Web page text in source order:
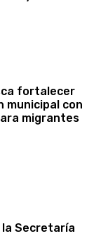
fortalecer
municipal con
migrantes
la Secretaría